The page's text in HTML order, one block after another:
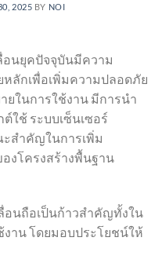
2025 BY NOI
อนยุคปัจจุบันมีความ
หลักเพื่อเพิ่มความปลอดภัย
ในการใช้งาน มีการนำ
ใช้ ระบบเซ็นเซอร์
สำคัญในการเพิ่ม
งโครงสร้างพื้นฐาน
อนถือเป็นก้าวสำคัญทั้งใน
าน โดยมอบประโยชน์ให้